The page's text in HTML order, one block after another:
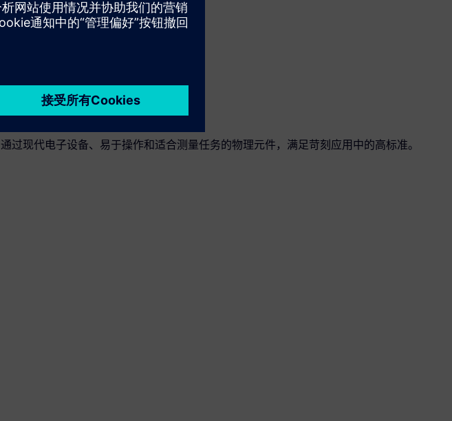
OXYMAT 6 | 用于氧气
通过现代电子设备、易于操作和适合测量任务的物理元件，满足苛刻应用中的高标准。